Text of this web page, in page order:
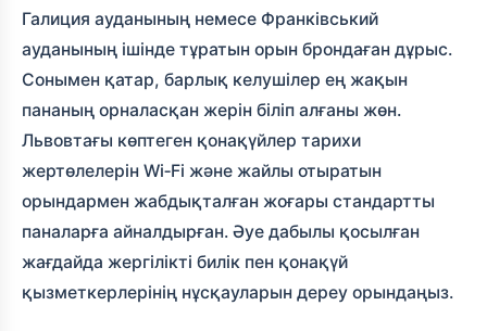
Галиция ауданының немесе Франківський
ауданының ішінде тұратын орын брондаған дұрыс.
Сонымен қатар, барлық келушілер ең жақын
пананың орналасқан жерін біліп алғаны жөн.
Львовтағы көптеген қонақүйлер тарихи
жертөлелерін Wi‑Fi және жайлы отыратын
орындармен жабдықталған жоғары стандартты
паналарға айналдырған. Әуе дабылы қосылған
жағдайда жергілікті билік пен қонақүй
қызметкерлерінің нұсқауларын дереу орындаңыз.